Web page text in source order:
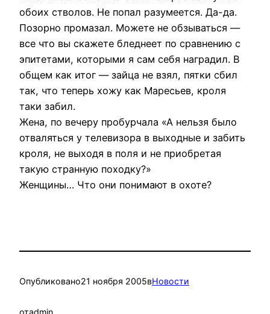
обоих стволов. Не попал разумеется. Да-да.
Позорно промазал. Можете не обзываться —
все что вы скажете бледнеет по сравнению с
эпитетами, которыми я сам себя наградил. В
общем как итог — зайца не взял, пятки сбил
так, что теперь хожу как Маресьев, кроля
таки забил.
Жена, по вечеру пробурчала «А нельзя было
отваляться у телевизора в выходные и забить
кроля, не выходя в поля и не приобретая
такую странную походку?»
Женщины… Что они понимают в охоте?
Опубликовано21 ноября 2005вНовости
отadmin